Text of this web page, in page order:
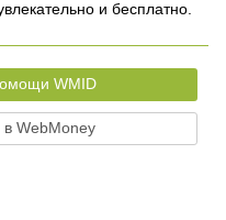
и бесплатно.
WMID
в WebMoney